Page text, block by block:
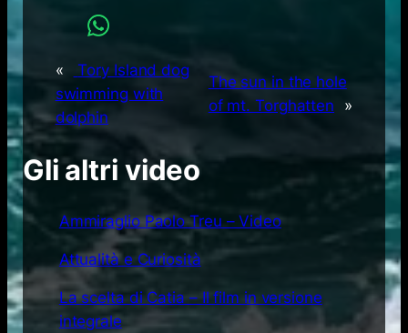
«
Tory Island dog
swimming with
dolphin
The sun in the hole
of mt. Torghatten
»
Gli altri video
Ammiraglio Paolo Treu – Video
Attualità e Curiosità
La scelta di Catia – Il film in versione
integrale